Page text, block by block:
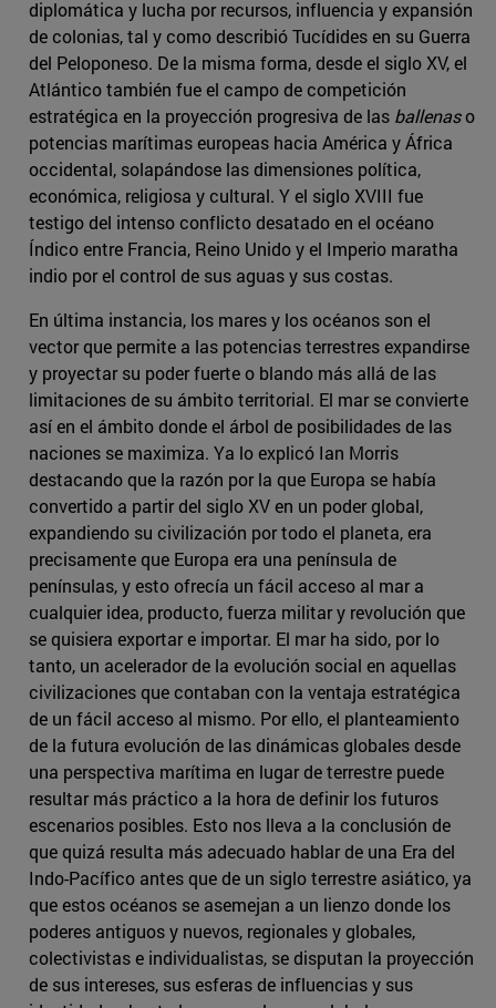
diplomática y lucha por recursos, influencia y expansión
de colonias, tal y como describió Tucídides en su Guerra
del Peloponeso. De la misma forma, desde el siglo XV, el
Atlántico también fue el campo de competición
estratégica en la proyección progresiva de las ballenaso
potencias marítimas europeas hacia América y África
occidental, solapándose las dimensiones política,
económica, religiosa y cultural. Y el siglo XVIII fue
testigo del intenso conflicto desatado en el océano
Índico entre Francia, Reino Unido y el Imperio maratha
indio por el control de sus aguas y sus costas.
En última instancia, los mares y los océanos son el
vector que permite a las potencias terrestres expandirse
y proyectar su poder fuerte o blando más allá de las
limitaciones de su ámbito territorial. El mar se convierte
así en el ámbito donde el árbol de posibilidades de las
naciones se maximiza. Ya lo explicó Ian Morris
destacando que la razón por la que Europa se había
convertido a partir del siglo XV en un poder global,
expandiendo su civilización por todo el planeta, era
precisamente que Europa era una península de
penínsulas, y esto ofrecía un fácil acceso al mar a
cualquier idea, producto, fuerza militar y revolución que
se quisiera exportar e importar. El mar ha sido, por lo
tanto, un acelerador de la evolución social en aquellas
civilizaciones que contaban con la ventaja estratégica
de un fácil acceso al mismo. Por ello, el planteamiento
de la futura evolución de las dinámicas globales desde
una perspectiva marítima en lugar de terrestre puede
resultar más práctico a la hora de definir los futuros
escenarios posibles. Esto nos lleva a la conclusión de
que quizá resulta más adecuado hablar de una Era del
Indo-Pacífico antes que de un siglo terrestre asiático, ya
que estos océanos se asemejan a un lienzo donde los
poderes antiguos y nuevos, regionales y globales,
colectivistas e individualistas, se disputan la proyección
de sus intereses, sus esferas de influencias y sus